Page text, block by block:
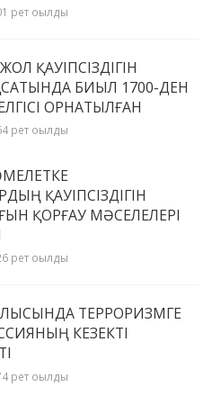
рет оқылды
ҚАУІПСІЗДІГІН
БИЫЛ 1700-ДЕН
ОРНАТЫЛҒАН
рет оқылды
ҚАУІПСІЗДІГІН
ҚОРҒАУ МӘСЕЛЕЛЕРІ
рет оқылды
ТЕРРОРИЗМГЕ
КЕЗЕКТІ
рет оқылды